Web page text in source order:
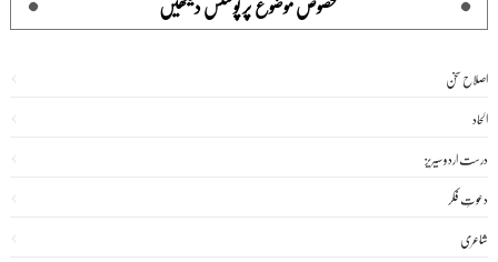
اصلاح سخن
الحاد
درست اردو سیریز
دعوتِ فکر
شاعری